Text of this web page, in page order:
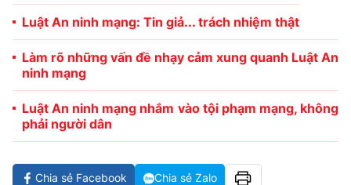
Luật An ninh mạng: Tin giả... trách nhiệm thật
Làm rõ những vấn đề nhạy cảm xung quanh Luật An
ninh mạng
Luật An ninh mạng nhắm vào tội phạm mạng, không
phải người dân
Chia sẻ Facebook Chia sẻ Zalo